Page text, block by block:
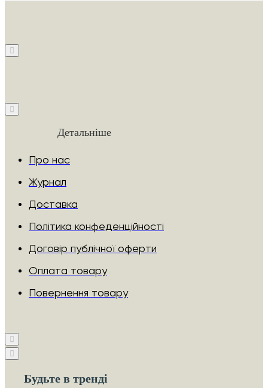
Детальніше
Про нас
Журнал
Доставка
Політика конфеденційності
Договір публічної оферти
Оплата товару
Повернення товару
Будьте в тренді